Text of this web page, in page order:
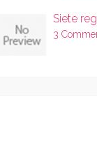
Siete
3